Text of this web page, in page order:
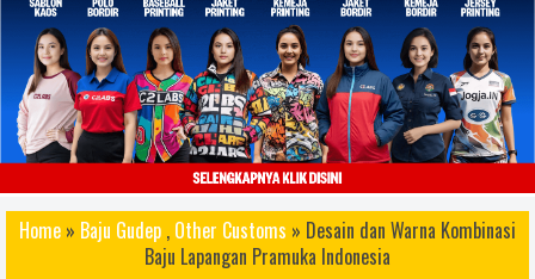
sablon kaos lusinan, sablon kaos ratusan, sablon kaos ribuan, sablon kaos cepat, sablon kaos
sablon kaos distro terbaik, sablon kaos bagus, sablon kaos keren, sablo kaos rubber, sablon kaos
kaos, sablon kaos yogyakarta, sablon kaos jogja, sablon kaos dan konveksi kaos, sablon kaos
Home » Baju Gudep , Other Customs » Desain dan Warna Kombinasi
Baju Lapangan Pramuka Indonesia